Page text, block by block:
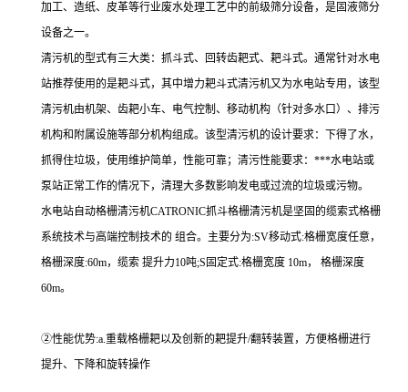
加工、造纸、皮革等行业废水处理工艺中的前级筛分设备，是固液筛分
设备之一。
清污机的型式有三大类：抓斗式、回转齿耙式、耙斗式。通常针对水电
站推荐使用的是耙斗式，其中增力耙斗式清污机又为水电站专用，该型
清污机由机架、齿耙小车、电气控制、移动机构（针对多水口）、排污
机构和附属设施等部分机构组成。该型清污机的设计要求：下得了水，
抓得住垃圾，使用维护简单，性能可靠；清污性能要求：***水电站或
泵站正常工作的情况下，清理大多数影响发电或过流的垃圾或污物。
水电站自动格栅清污机CATRONIC抓斗格栅清污机是坚固的缆索式格栅
系统技术与高端控制技术的 组合。主要分为:SV移动式:格栅宽度任意，
格栅深度:60m，缆索 提升力10吨;S固定式:格栅宽度 10m， 格栅深度
60m。
②性能优势:a.重载格栅耙以及创新的耙提升/翻转装置，方便格栅进行
提升、下降和旋转操作